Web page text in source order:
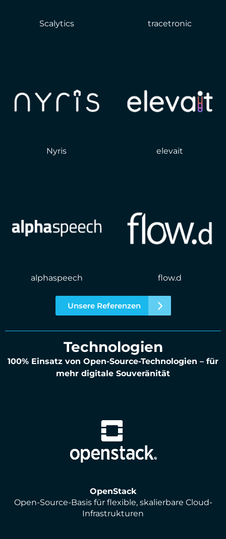
Scalytics tracetronic
Nyris elevait
alphaspeech flow.d
Unsere Referenzen
Technologien
100% Einsatz von Open-Source-Technologien – für
mehr digitale Souveränität
OpenStack
Open-Source-Basis für flexible, skalierbare Cloud-
Infrastrukturen